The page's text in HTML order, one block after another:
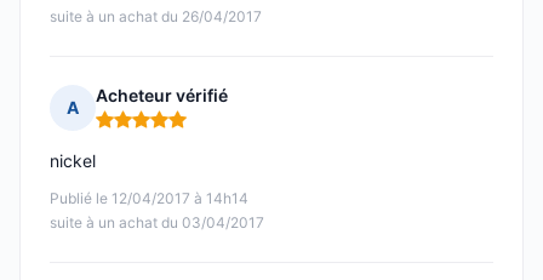
suite à un achat du 26/04/2017
A
Acheteur vérifié
Note : 5 sur 5
Publié le 12/04/2017 à 14h14
suite à un achat du 03/04/2017
nickel